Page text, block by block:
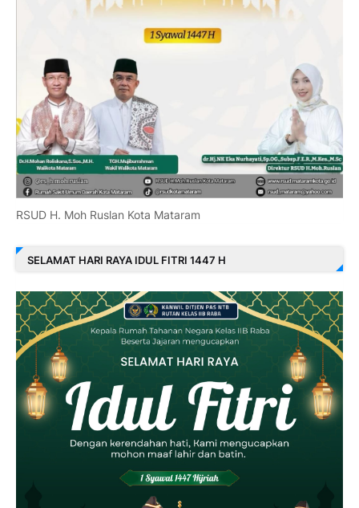
RSUD H. Moh Ruslan Kota Mataram
SELAMAT HARI RAYA IDUL FITRI 1447 H